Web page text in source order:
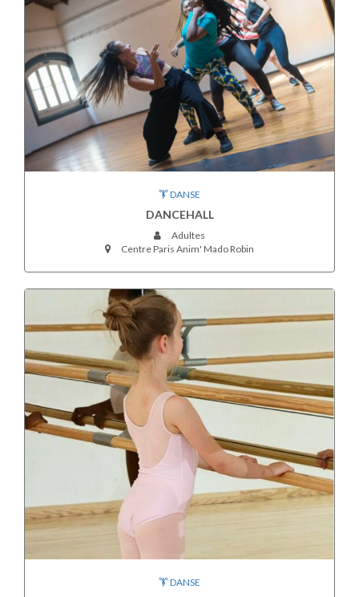
DANSE
DANCEHALL
Adultes
Centre Paris Anim' Mado Robin
DANSE